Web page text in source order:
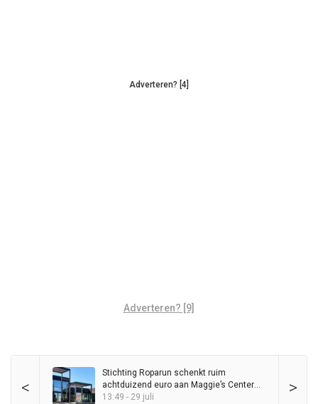
Adverteren? [4]
Adverteren? [9]
< >
Stichting Roparun schenkt ruim
achtduizend euro aan Maggie’s Center
Groningen
13:49 - 29 juli